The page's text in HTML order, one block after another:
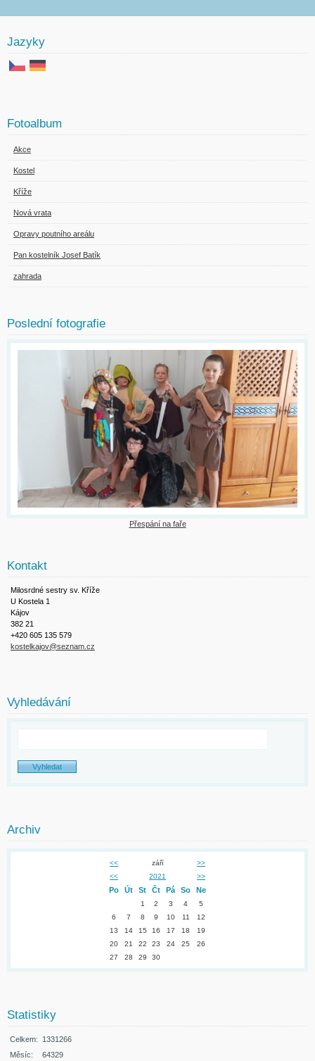
Jazyky
Fotoalbum
Akce
Kostel
Kříže
Nová vrata
Opravy poutního areálu
Pan kostelník Josef Batík
zahrada
Poslední fotografie
Přespání na faře
Kontakt
Milosrdné sestry sv. Kříže
U Kostela 1
Kájov
382 21
+420 605 135 579
kostelkajov@seznam.cz
Vyhledávání
Archiv
<< září
>>
<<
2021 >>
Po Út St Čt Pá So Ne
1 2 3 4
5
6
7 8 9 10 11
12
13
14 15 16 17 18
19
20
21 22 23 24 25
26
27
28 29 30
Statistiky
Celkem:
1331266
Měsíc:
64329